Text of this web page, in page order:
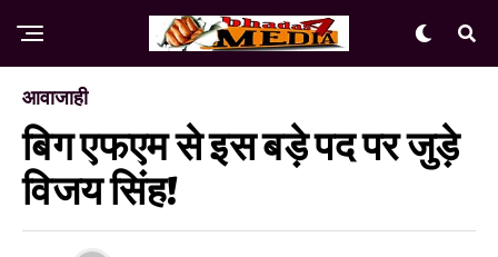
आवाजाही
बिग एफएम से इस बड़े पद पर जुड़े
विजय सिंह!